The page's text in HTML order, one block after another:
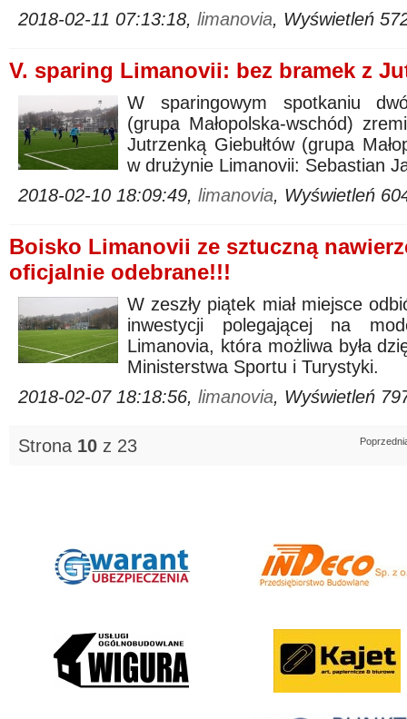
2018-02-11 07:13:18, limanovia, Wyświetleń
V. sparing Limanovii: bez bramek z
W sparingowym spotkaniu
(grupa Małopolska-wschód)
Jutrzenką Giebułtów (grupa
w drużynie Limanovii: Sebastian
2018-02-10 18:09:49, limanovia, Wyświetleń
Boisko Limanovii ze sztuczną
oficjalnie odebrane!!!
W zeszły piątek miał miejsce
inwestycji polegającej na
Limanovia, która możliwa była
Ministerstwa Sportu i Turystyki.
2018-02-07 18:18:56, limanovia, Wyświetleń
Strona 10 z 23